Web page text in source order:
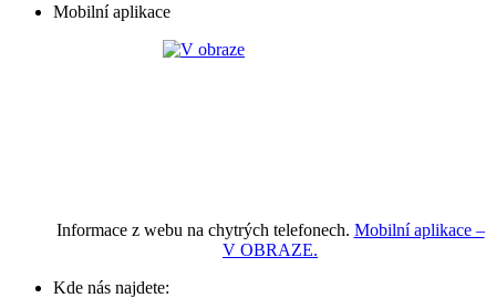
Mobilní aplikace
Informace z webu na chytrých telefonech. Mobilní aplikace –
V OBRAZE.
Kde nás najdete: